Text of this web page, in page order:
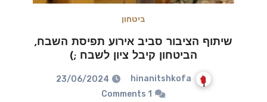
ביטחון
שיתוף הציבור סביב אירוע תפיסת השבח,
הביטחון קיבל ציון לשבח ;)
hinanitshkofa
23/06/2024
1 Comments